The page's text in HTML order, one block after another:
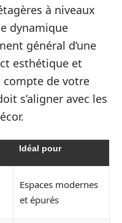
à niveaux
dynamique
général d’une
esthétique et
de votre
s’aligner avec les
Idéal pour
Espaces modernes
et épurés